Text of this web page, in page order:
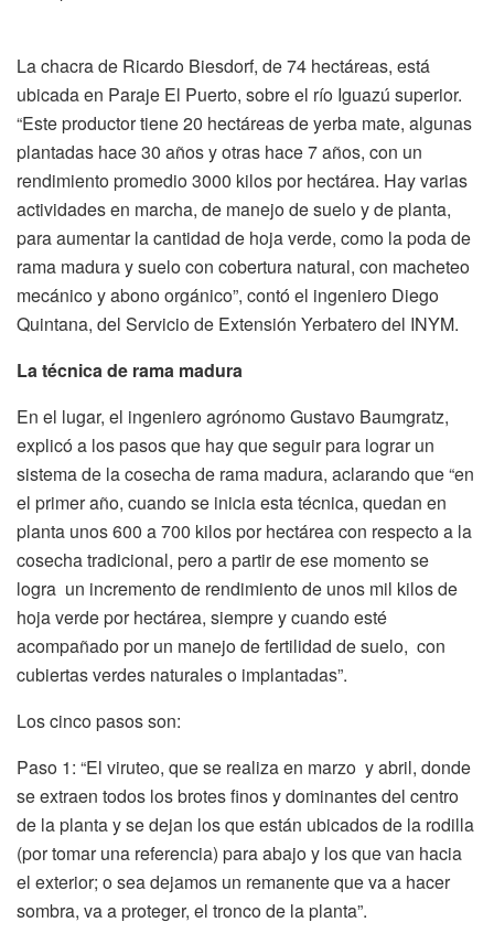
La chacra de Ricardo Biesdorf, de 74 hectáreas, está
ubicada en Paraje El Puerto, sobre el río Iguazú superior.
“Este productor tiene 20 hectáreas de yerba mate, algunas
plantadas hace 30 años y otras hace 7 años, con un
rendimiento promedio 3000 kilos por hectárea. Hay varias
actividades en marcha, de manejo de suelo y de planta,
para aumentar la cantidad de hoja verde, como la poda de
rama madura y suelo con cobertura natural, con macheteo
mecánico y abono orgánico”, contó el ingeniero Diego
Quintana, del Servicio de Extensión Yerbatero del INYM.
La técnica de rama madura
En el lugar, el ingeniero agrónomo Gustavo Baumgratz,
explicó a los pasos que hay que seguir para lograr un
sistema de la cosecha de rama madura, aclarando que “en
el primer año, cuando se inicia esta técnica, quedan en
planta unos 600 a 700 kilos por hectárea con respecto a la
cosecha tradicional, pero a partir de ese momento se
logra un incremento de rendimiento de unos mil kilos de
hoja verde por hectárea, siempre y cuando esté
acompañado por un manejo de fertilidad de suelo, con
cubiertas verdes naturales o implantadas”.
Los cinco pasos son:
Paso 1: “El viruteo, que se realiza en marzo y abril, donde
se extraen todos los brotes finos y dominantes del centro
de la planta y se dejan los que están ubicados de la rodilla
(por tomar una referencia) para abajo y los que van hacia
el exterior; o sea dejamos un remanente que va a hacer
sombra, va a proteger, el tronco de la planta”.